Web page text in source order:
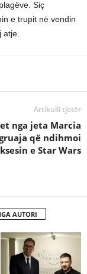
Siç
e trupit në vendin
Artikulli tjetër
nga jeta Marcia
që ndihmoi
e Star Wars
AUTORI